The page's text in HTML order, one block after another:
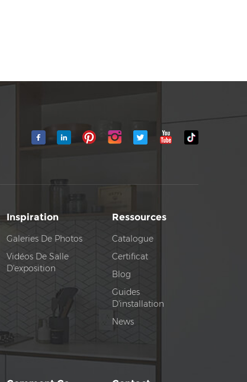
Inspiration
Galeries De Photos
Vidéos De Salle
D'exposition
Ressources
Catalogue
Certificat
Blog
Guides
D'installation
News